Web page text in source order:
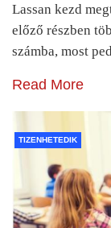
Lassan kezd
előző részben
számba, most
Read More
TIZENHETEDIK